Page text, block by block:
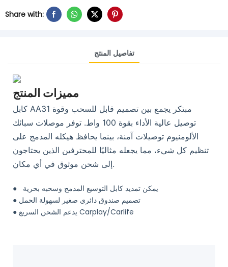
Share with:
تفاصيل المنتج
مميزات المنتج
كابل AA31 مبتكر يجمع بين تصميم قابل للسحب وقوة
توصيل عالية الأداء بقوة 100 واط. توفر موصلات سبائك
الألومنيوم توصيلات آمنة، بينما يحافظ هيكله المدمج على
تنظيم كل شيء، مما يجعله مثاليًا للمحترفين الذين يحتاجون
إلى شحن موثوق في أي مكان.
●
يمكن تمديد كابل التوسيع المدمج وسحبه بحرية
● تصميم صندوق دائري صغير لسهولة الحمل
●
يدعم الشحن السريع Carplay/Carlife